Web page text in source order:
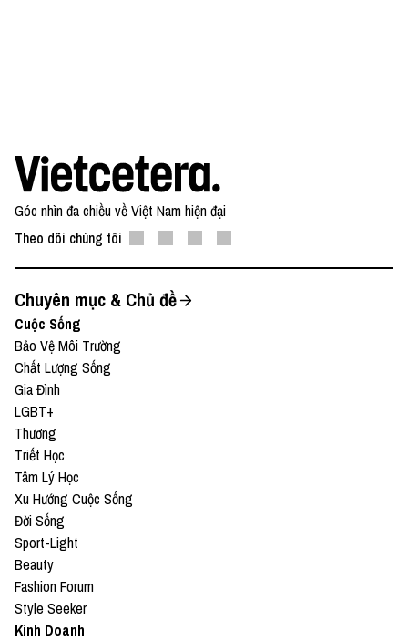
tác, bạn có thể gửi email về địa
chỉ ⁠⁠⁠⁠⁠⁠⁠⁠⁠⁠⁠⁠⁠⁠⁠⁠⁠team@vietcetera.com
Góc nhìn đa chiều về Việt Nam hiện đại
Theo dõi chúng tôi
Chuyên mục & Chủ đề
Cuộc Sống
Bảo Vệ Môi Trường
Chất Lượng Sống
Gia Đình
LGBT+
Thương
Triết Học
Tâm Lý Học
Xu Hướng Cuộc Sống
Đời Sống
Sport-Light
Beauty
Fashion Forum
Style Seeker
Kinh Doanh